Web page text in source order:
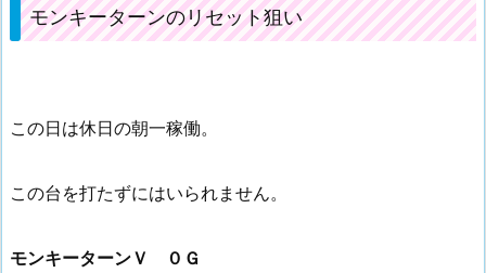
モンキーターンのリセット狙い
この日は休日の朝一稼働。
この台を打たずにはいられません。
モンキーターンＶ ０Ｇ